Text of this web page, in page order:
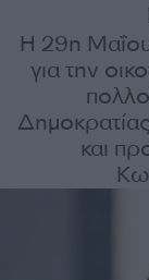
Η 29η Μαΐου
για την
και